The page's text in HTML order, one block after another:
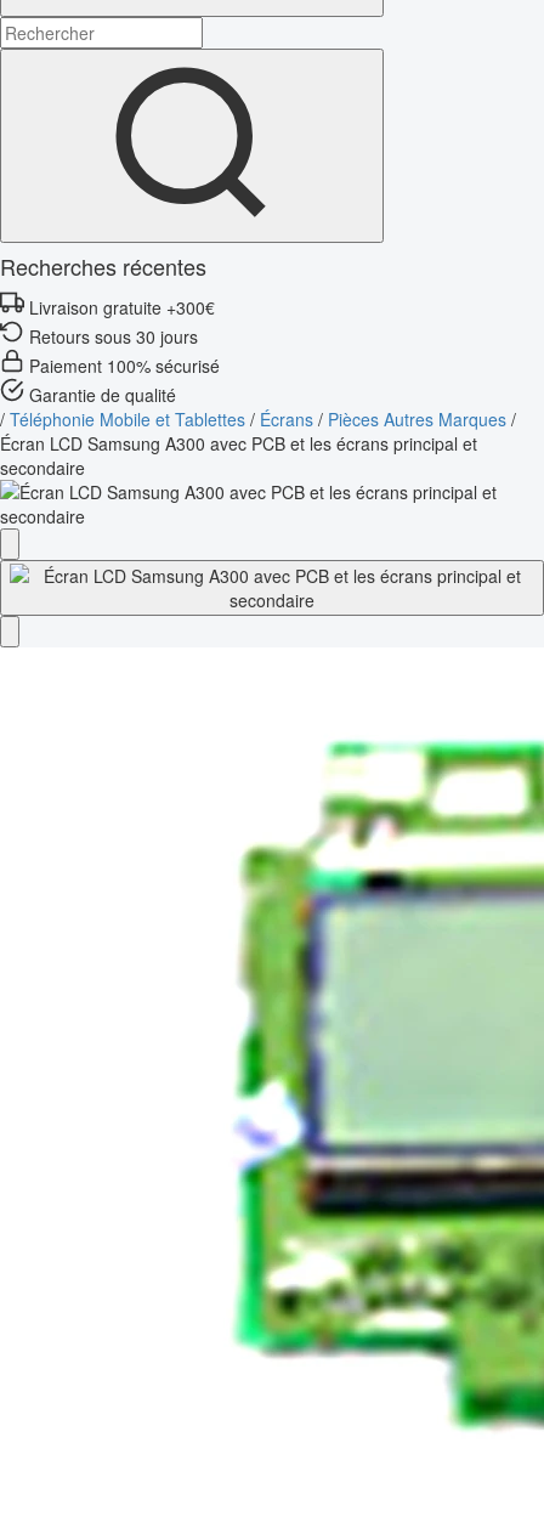
Recherches récentes
Livraison gratuite +300€
Retours sous 30 jours
Paiement 100% sécurisé
Garantie de qualité
/ Téléphonie Mobile et Tablettes / Écrans / Pièces Autres Marques /
Écran LCD Samsung A300 avec PCB et les écrans principal et
secondaire